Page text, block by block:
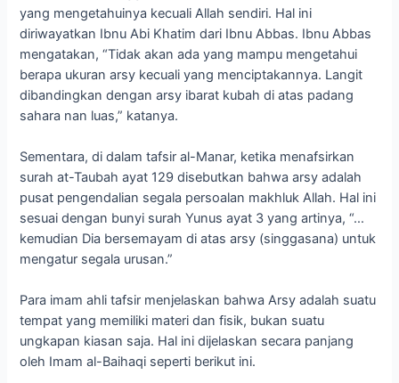
yang mengetahuinya kecuali Allah sendiri. Hal ini
diriwayatkan Ibnu Abi Khatim dari Ibnu Abbas. Ibnu Abbas
mengatakan, “Tidak akan ada yang mampu mengetahui
berapa ukuran arsy kecuali yang menciptakannya. Langit
dibandingkan dengan arsy ibarat kubah di atas padang
sahara nan luas,” katanya.
Sementara, di dalam tafsir al-Manar, ketika menafsirkan
surah at-Taubah ayat 129 disebutkan bahwa arsy adalah
pusat pengendalian segala persoalan makhluk Allah. Hal ini
sesuai dengan bunyi surah Yunus ayat 3 yang artinya, “…
kemudian Dia bersemayam di atas arsy (singgasana) untuk
mengatur segala urusan.”
Para imam ahli tafsir menjelaskan bahwa Arsy adalah suatu
tempat yang memiliki materi dan fisik, bukan suatu
ungkapan kiasan saja. Hal ini dijelaskan secara panjang
oleh Imam al-Baihaqi seperti berikut ini.